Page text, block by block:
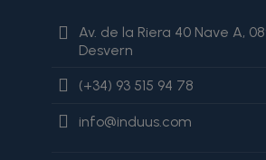
Av. de la Riera 40 Nave A,
Desvern
(+34) 93 515 94 78
info@induus.com